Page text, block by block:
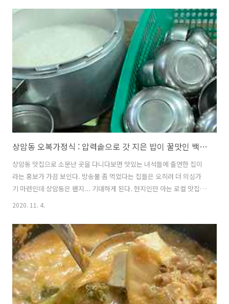
성닭한마리서울 마포구 월드컵북로54길 17 사보이시티디엠씨 지하 1층
B109~111호 (상암동 1597)place.map.kakao.com 멈추지 않는 땀과
함께 해장, 허기, 원기회복 등각자에 맞는 보신을 한 뒤다시 일을 하러 총
총 들어간다. 한 시간은 뚝딱이니까요.이젠 정말 끝.
상암동 오복가정식 : 압력솥으로 갓 지은 밥이 꿀맛인 백반집
상암동 맛집으로 소문난 곳을 다니다보면 맛있는 녀석들에 출연한 집이
라는 홍보가 가끔 보인다. 방송물 좀 먹었다는 집들은 오히려 더 의심가
기 마련인데 상암동은 왠지... 기대하게 된다. 현지인만 아는 로컬 맛집을
소개받는 기분이랄까. 간만에 먹는 생선구이도 좋았지만 저 윤기 좔좔 흐
지은 솥밥에 매일 바뀌는 국, 확실한 단백질의 메인 반찬을 먹을 수 있다
는 장점. 하지만 다른 메뉴는 오래 걸린다 철벽 치셔서 ㅋㅋㅋ 점심시간
한 시간뿐인 직장인들은 백반만 먹어야 하는 아쉬움.
https://place.map.kakao.com/19009818 오복가정식 서울 마포구
월드컵북로44길 68 (상암동 12-79) place.map.kakao.c..
2020. 11. 4.